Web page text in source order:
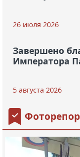
26 июля 2026
Завершено
Императора
5 августа 2026